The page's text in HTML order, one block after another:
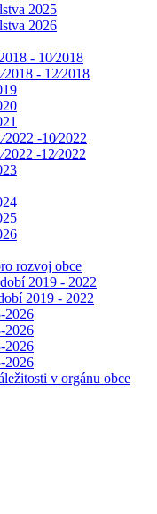
2025
2026
- 10⁄2018
- 12⁄2018
-10⁄2022
-12⁄2022
rozvoj obce
2019 - 2022
2019 - 2022
2026
2026
2026
2026
v orgánu obce